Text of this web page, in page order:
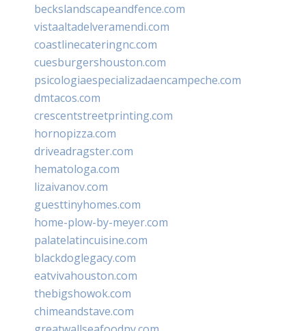
beckslandscapeandfence.com
vistaaltadelveramendi.com
coastlinecateringnc.com
cuesburgershouston.com
psicologiaespecializadaencampeche.com
dmtacos.com
crescentstreetprinting.com
hornopizza.com
driveadragster.com
hematologa.com
lizaivanov.com
guesttinyhomes.com
home-plow-by-meyer.com
palatelatincuisine.com
blackdoglegacy.com
eatvivahouston.com
thebigshowok.com
chimeandstave.com